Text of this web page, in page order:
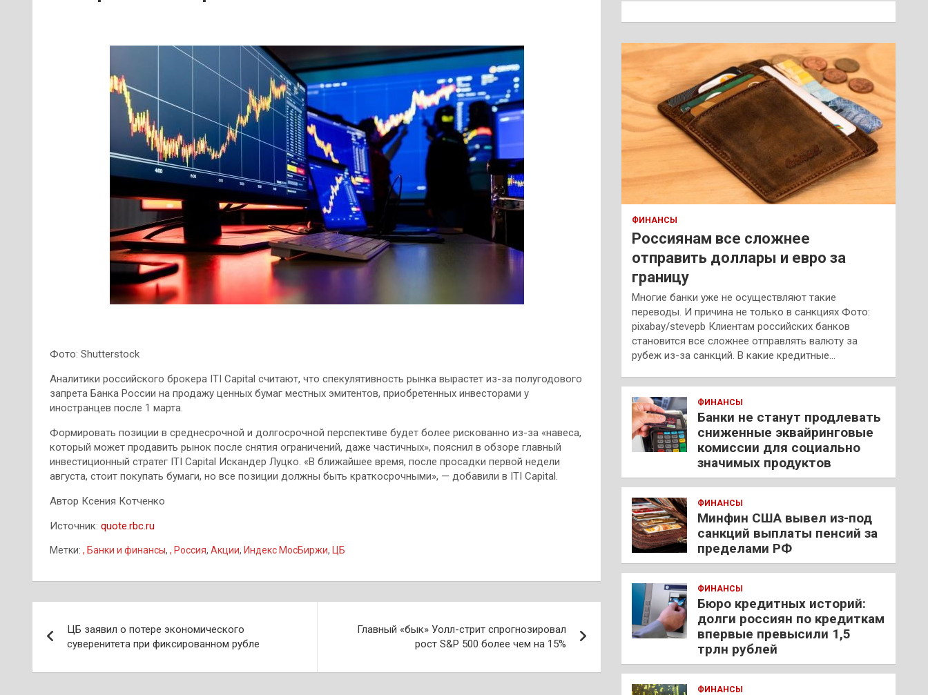
Фото: Shutterstock
Аналитики российского брокера ITI Capital считают, что спекулятивность рынка вырастет из-за полугодового
запрета Банка России на продажу ценных бумаг местных эмитентов, приобретенных инвесторами у
иностранцев после 1 марта.
Формировать позиции в среднесрочной и долгосрочной перспективе будет более рискованно из-за «навеса,
который может продавить рынок после снятия ограничений, даже частичных», пояснил в обзоре главный
инвестиционный стратег ITI Capital Искандер Луцко. «В ближайшее время, после просадки первой недели
августа, стоит покупать бумаги, но все позиции должны быть краткосрочными», — добавили в ITI Capital.
Автор Ксения Котченко
Источник: quote.rbc.ru
Метки: , Банки и финансы, , Россия, Акции, Индекс МосБиржи, ЦБ
по
записям
ЦБ заявил о потере экономического
суверенитета при фиксированном рубле
Главный «бык» Уолл-стрит спрогнозировал
рост S&P 500 более чем на 15%
к
ФИНАНСЫ
Россиянам все сложнее
отправить доллары и евро за
границу
Многие банки уже не осуществляют такие
переводы. И причина не только в санкциях Фото:
pixabay/stevepb Клиентам российских банков
становится все сложнее отправлять валюту за
рубеж из-за санкций. В какие кредитные…
ФИНАНСЫ
Банки не станут продлевать
сниженные эквайринговые
комиссии для социально
значимых продуктов
ФИНАНСЫ
Минфин США вывел из-под
санкций выплаты пенсий за
пределами РФ
ФИНАНСЫ
Бюро кредитных историй:
долги россиян по кредиткам
впервые превысили 1,5
трлн рублей
ФИНАНСЫ